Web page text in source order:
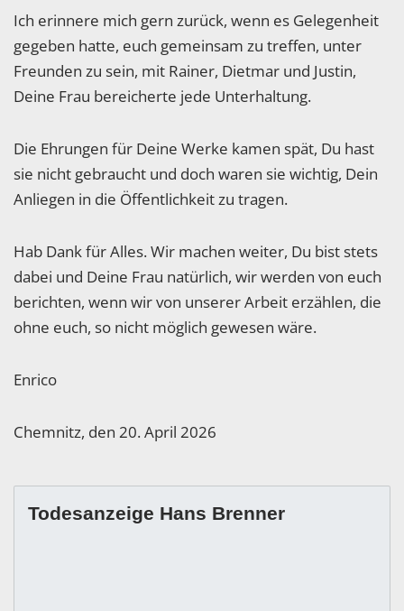
Ich erinnere mich gern zurück, wenn es Gelegenheit
gegeben hatte, euch gemeinsam zu treffen, unter
Freunden zu sein, mit Rainer, Dietmar und Justin,
Deine Frau bereicherte jede Unterhaltung.
Die Ehrungen für Deine Werke kamen spät, Du hast
sie nicht gebraucht und doch waren sie wichtig, Dein
Anliegen in die Öffentlichkeit zu tragen.
Hab Dank für Alles. Wir machen weiter, Du bist stets
dabei und Deine Frau natürlich, wir werden von euch
berichten, wenn wir von unserer Arbeit erzählen, die
ohne euch, so nicht möglich gewesen wäre.
Enrico
Chemnitz, den 20. April 2026
Todesanzeige Hans Brenner